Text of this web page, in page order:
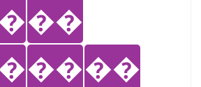
��
����